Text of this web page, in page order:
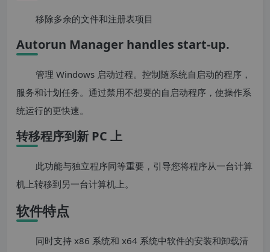
移除多余的文件和注册表项目
Autorun Manager handles start-up.
管理 Windows 启动过程。控制随系统自启动的程序，
服务和计划任务。通过禁用不想要的自启动程序，使操作系
统运行的更快速。
转移程序到新 PC 上
此功能与独立程序同等重要，引导您将程序从一台计算
机上转移到另一台计算机上。
软件特点
同时支持 x86 系统和 x64 系统中软件的安装和卸载清